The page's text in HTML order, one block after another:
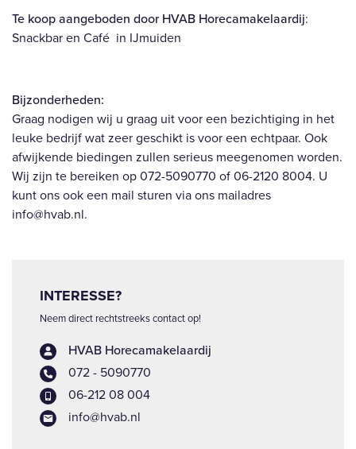
Te koop aangeboden door HVAB Horecamakelaardij:
Snackbar en Café in IJmuiden
Bijzonderheden:
Graag nodigen wij u graag uit voor een bezichtiging in het
leuke bedrijf wat zeer geschikt is voor een echtpaar. Ook
afwijkende biedingen zullen serieus meegenomen worden.
Wij zijn te bereiken op 072-5090770 of 06-2120 8004. U
kunt ons ook een mail sturen via ons mailadres
info@hvab.nl.
INTERESSE?
Neem direct rechtstreeks contact op!
HVAB Horecamakelaardij
072 - 5090770
06-212 08 004
info@hvab.nl